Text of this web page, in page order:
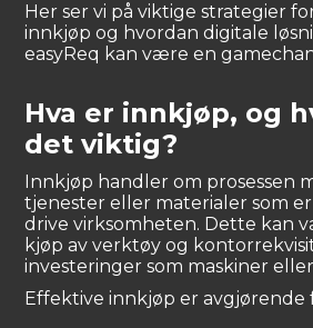
Her ser vi på viktige strategier
innkjøp og hvordan digitale
easyReq kan være en
Hva er innkjøp, og
det viktig?
Innkjøp handler om prosessen
tjenester eller materialer som
drive virksomheten. Dette kan
kjøp av verktøy og
investeringer som maskiner
Effektive innkjøp er avgjørende